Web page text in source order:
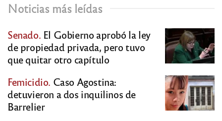
Noticias más leídas
Senado. El Gobierno aprobó la ley
de propiedad privada, pero tuvo
que quitar otro capítulo
Femicidio. Caso Agostina:
detuvieron a dos inquilinos de
Barrelier